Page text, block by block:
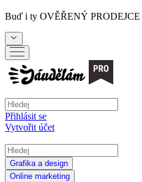
Buď i ty OVĚŘENÝ PRODEJCE
Přihlásit se
Vytvořit účet
Grafika a design
Online marketing